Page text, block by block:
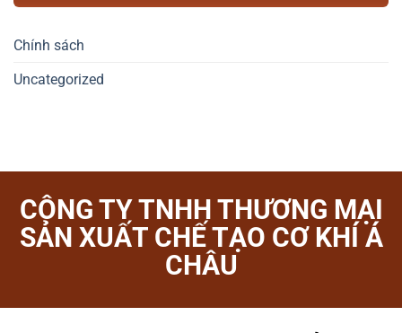
Chính sách
Uncategorized
CÔNG TY TNHH THƯƠNG MẠI
SẢN XUẤT CHẾ TẠO CƠ KHÍ Á
CHÂU